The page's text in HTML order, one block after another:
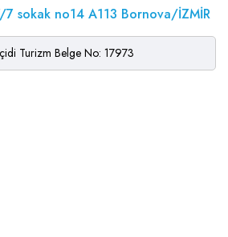
7 sokak no14 A113 Bornova/İZMİR
Turizm Belge No: 17973